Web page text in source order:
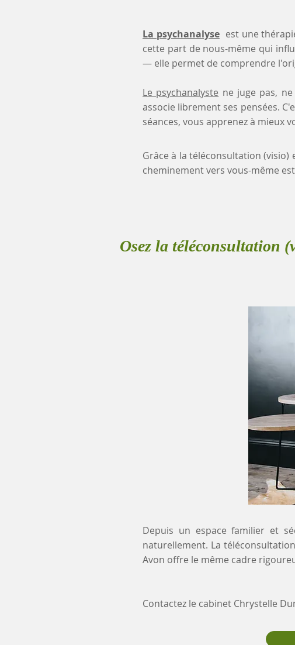
La psychanalyse est une
cette part de nous-même qui
— elle permet de comprendre
Le psychanalyste ne juge pas,
associe librement ses pensées.
séances, vous apprenez à mieux
Grâce à la téléconsultation (visio)
cheminement vers vous-même
Osez la téléconsultation
Depuis un espace familier et
naturellement. La
Avon offre le même cadre
Contactez le cabinet Chrystelle